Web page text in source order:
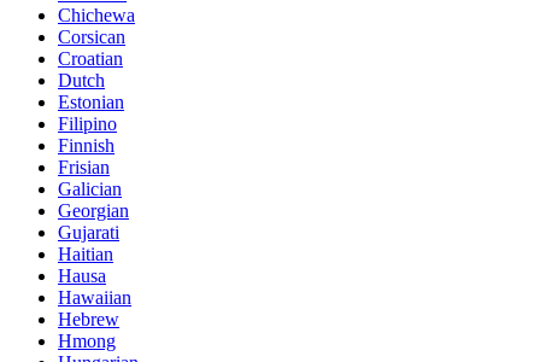
Chichewa
Corsican
Croatian
Dutch
Estonian
Filipino
Finnish
Frisian
Galician
Georgian
Gujarati
Haitian
Hausa
Hawaiian
Hebrew
Hmong